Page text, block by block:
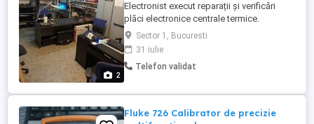
2
Electronist execut reparații și verificări
plăci electronice centrale termice.
Verificările și reparațiile se execută de
regulă pe loc, în cadrul laboratorului
electrotehnică, unde dețin standuri de
probe pentru majoritatea macilor de
Junkers, Bosch, Buderus, ...
Sector 1, Bucuresti
31 iulie
Telefon validat
Fluke 726 Calibrator de precizie